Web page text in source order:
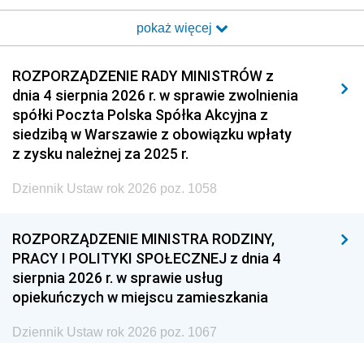
2017 2016 2015
2014 2013 2012
2011 2010 2009
2008 2007 2006
2005 2004 2003
2002 2001
1999 1998
1993 1992 1991
1990 1989
1987 1986 1985
1984 1983
pokaż więcej
ROZPORZĄDZENIE RADY MINISTRÓW z
dnia 4 sierpnia 2026 r. w sprawie zwolnienia
spółki Poczta Polska Spółka Akcyjna z
siedzibą w Warszawie z obowiązku wpłaty
z zysku należnej za 2025 r.
Dziennik Ustaw rok 2026 poz. 1058
ROZPORZĄDZENIE MINISTRA RODZINY,
PRACY I POLITYKI SPOŁECZNEJ z dnia 4
sierpnia 2026 r. w sprawie usług
opiekuńczych w miejscu zamieszkania
Dziennik Ustaw rok 2026 poz. 1067